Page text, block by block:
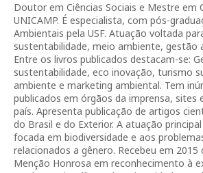
Doutor em Ciências Sociais e Mestre em
UNICAMP. É especialista, com pós-
Ambientais pela USF. Atuação voltada
sustentabilidade, meio ambiente, gestão
Entre os livros publicados destacam-se:
sustentabilidade, eco inovação, turismo
ambiente e marketing ambiental. Tem
publicados em órgãos da imprensa, sites
país. Apresenta publicação de artigos
do Brasil e do Exterior. A atuação
focada em biodiversidade e aos
relacionados a gênero. Recebeu em 2015
Menção Honrosa em reconhecimento à